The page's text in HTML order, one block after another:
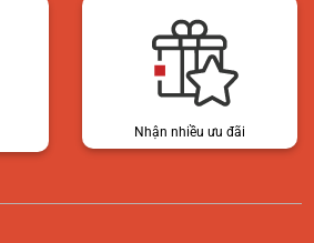
Nhận nhiều ưu đãi